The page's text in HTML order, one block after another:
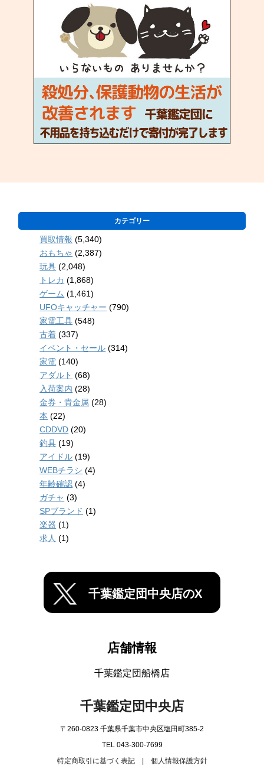
カテゴリー
買取情報 (5,340)
おもちゃ (2,387)
玩具 (2,048)
トレカ (1,868)
ゲーム (1,461)
UFOキャッチャー (790)
家電工具 (548)
古着 (337)
イベント・セール (314)
家電 (140)
アダルト (68)
入荷案内 (28)
金券・貴金属 (28)
本 (22)
CDDVD (20)
釣具 (19)
アイドル (19)
WEBチラシ (4)
年齢確認 (4)
ガチャ (3)
SPブランド (1)
楽器 (1)
求人 (1)
千葉鑑定団中央店のX
店舗情報
千葉鑑定団船橋店
千葉鑑定団中央店
〒260-0823 千葉県千葉市中央区塩田町385-2
TEL 043-300-7699
特定商取引に基づく表記| 個人情報保護方針